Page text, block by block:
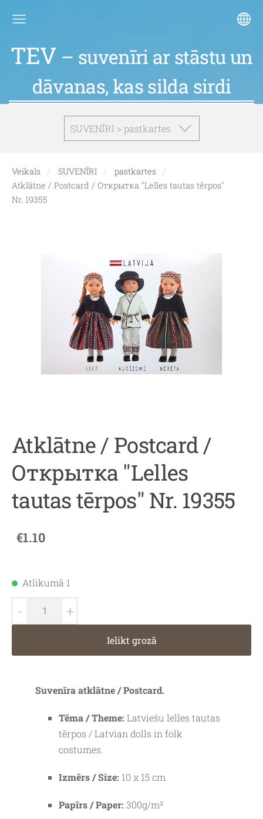
TEV – suvenīri ar stāstu un
dāvanas, kas silda sirdi
SUVENĪRI > pastkartes
Veikals SUVENĪRI
pastkartes
Atklātne / Postcard / Открытка "Lelles tautas tērpos"
Nr. 19355
Atklātne / Postcard /
Открытка "Lelles
tautas tērpos" Nr. 19355
€1.10
Atlikumā 1
- +
Ielikt grozā
Suvenīra atklātne / Postcard.
Tēma / Theme: Latviešu lelles tautas
tērpos / Latvian dolls in folk
costumes.
Izmērs / Size: 10 x 15 cm
Papīrs / Paper: 300g/m²